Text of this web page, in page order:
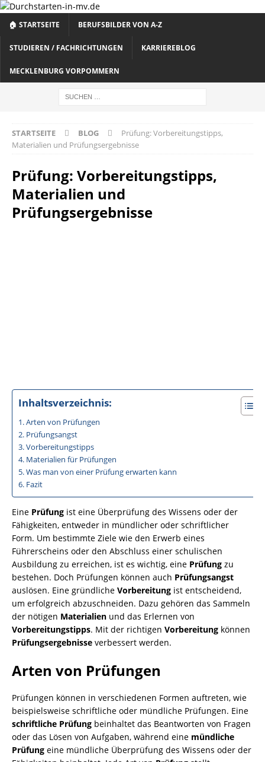
🏠 STARTSEITE BERUFSBILDER VON A-Z
STUDIEREN / FACHRICHTUNGEN KARRIEREBLOG
MECKLENBURG VORPOMMERN
STARTSEITE BLOG
Prüfung: Vorbereitungstipps,
Materialien und Prüfungsergebnisse
Prüfung: Vorbereitungstipps,
Materialien und
Prüfungsergebnisse
Inhaltsverzeichnis:
Arten von Prüfungen
Prüfungsangst
Vorbereitungstipps
Materialien für Prüfungen
Was man von einer Prüfung erwarten kann
Fazit
Eine Prüfung ist eine Überprüfung des Wissens oder der
Fähigkeiten, entweder in mündlicher oder schriftlicher
Form. Um bestimmte Ziele wie den Erwerb eines
Führerscheins oder den Abschluss einer schulischen
Ausbildung zu erreichen, ist es wichtig, eine Prüfung zu
bestehen. Doch Prüfungen können auch Prüfungsangst
auslösen. Eine gründliche Vorbereitung ist entscheidend,
um erfolgreich abzuschneiden. Dazu gehören das Sammeln
der nötigen Materialien und das Erlernen von
Vorbereitungstipps. Mit der richtigen Vorbereitung können
Prüfungsergebnisse verbessert werden.
Arten von Prüfungen
Prüfungen können in verschiedenen Formen auftreten, wie
beispielsweise schriftliche oder mündliche Prüfungen. Eine
schriftliche Prüfung beinhaltet das Beantworten von Fragen
oder das Lösen von Aufgaben, während eine mündliche
Prüfung eine mündliche Überprüfung des Wissens oder der